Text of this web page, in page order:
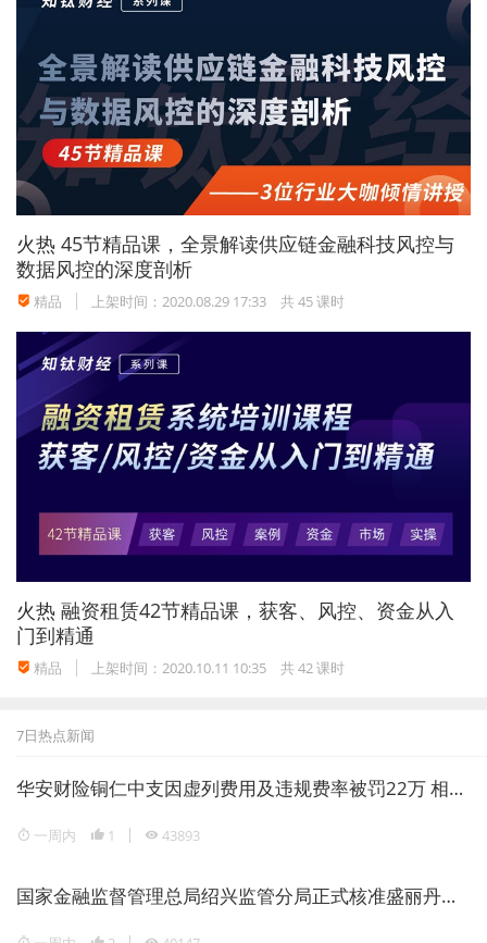
款用途的行为，京华公司亦没有告知保证人光大公
预先设定，亦违背了光大公司提供保证时的真实意
思，对光大公司构成了欺诈。
齐精智律师提示依据《担保法》司法解释第四十条
规定：主合同债务人采取欺诈、胁迫等手段，使保
证人在违背真实意思的情况下提供保证的，债权人
知道或者应当知道欺诈、胁迫事实的，按照担保法
案件来源：
托投资公司清算组、北京高登企业有限公司借款合
同纠纷再审判决书[最高人民法院（2010）民提字
三、借贷双方隐瞒事实告知担保人虚假借款用途，
构成串通骗保，担保人免责！
裁判要旨：银行与借款人签订借款合同并在合同中
非购买桨板。
借款免除担保责任。
案件来源： （2016）最高法民申729号。
火热 45节精品课，全景解读供应链金融科技风控与
数据风控的深度剖析
精品 上架时间：2020.08.29 17:33 共 45 课时
火热 融资租赁42节精品课，获客、风控、资金从入
门到精通
精品 上架时间：2020.10.11 10:35 共 42 课时
7日热点新闻
华安财险铜仁中支因虚列费用及违规费率被罚22万 相关责任人领警告罚单
一周内 1 43893
国家金融监督管理总局绍兴监管分局正式核准盛丽丹担任瑞丰银行副行长